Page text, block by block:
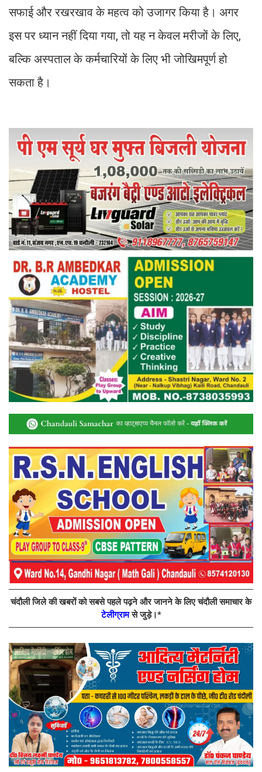
सफाई और रखरखाव के महत्व को उजागर किया है। अगर
इस पर ध्यान नहीं दिया गया, तो यह न केवल मरीजों के लिए,
बल्कि अस्पताल के कर्मचारियों के लिए भी जोखिमपूर्ण हो
सकता है।
चंदौली जिले की खबरों को सबसे पहले पढ़ने और जानने के लिए चंदौली समाचार के
टेलीग्रामसे जुड़े।*